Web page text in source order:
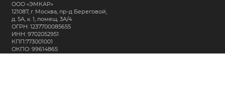
ООО «ЭМКАР»
121087, г. Москва, пр-д Береговой,
д. 5А, к. 1, помещ. 3А/4
ОГРН: 1237700085655
ИНН: 9702052951
КПП:773001001
ОКПО: 99614865